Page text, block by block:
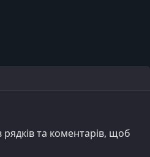
рядків та коментарів, щоб